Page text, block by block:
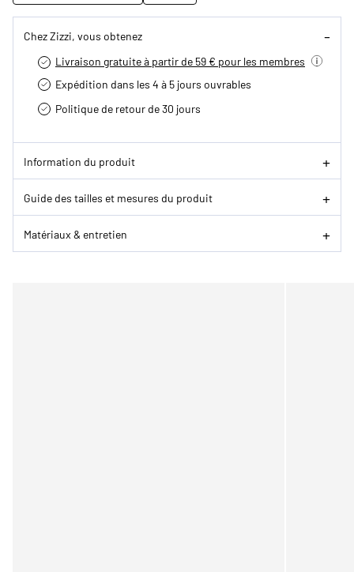
Chez Zizzi, vous obtenez
Livraison gratuite à partir de 59 € pour les membres
Expédition dans les 4 à 5 jours ouvrables
Politique de retour de 30 jours
Information du produit
Guide des tailles et mesures du produit
Matériaux & entretien